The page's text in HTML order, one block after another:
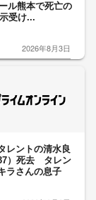
ル熊本で死亡の
受け...
2026年8月3日
レントの清水良
）死去 タレン
ラさんの息子